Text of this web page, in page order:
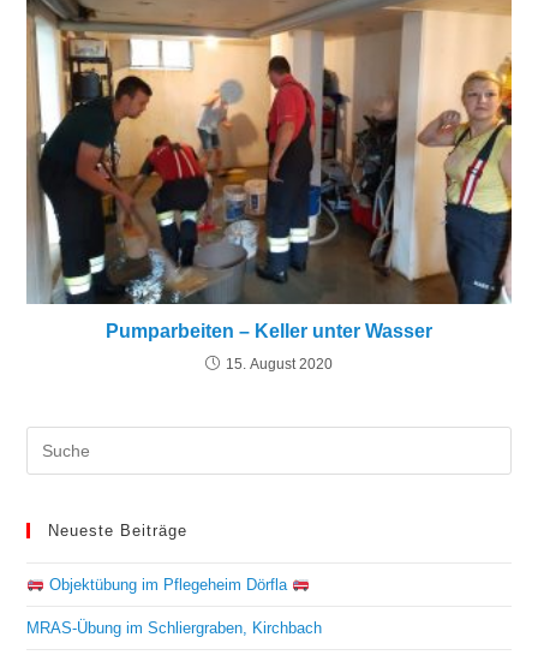
Pumparbeiten – Keller unter Wasser
15. August 2020
Neueste Beiträge
Objektübung im Pflegeheim Dörfla
MRAS-Übung im Schliergraben, Kirchbach